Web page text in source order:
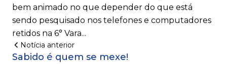
bem animado no que depender do que está
sendo pesquisado nos telefones e computadores
retidos na 6° Vara...
Notícia anterior
Sabido é quem se mexe!